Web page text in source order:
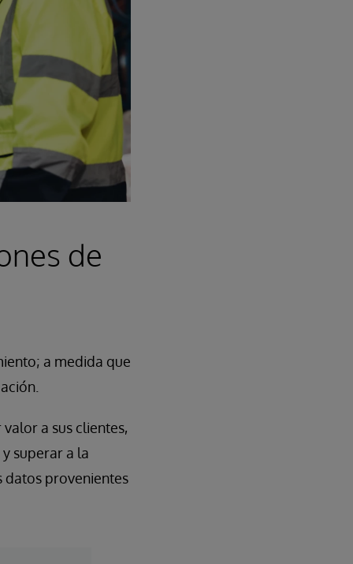
de
a medida que
a sus clientes,
superar a la
datos provenientes